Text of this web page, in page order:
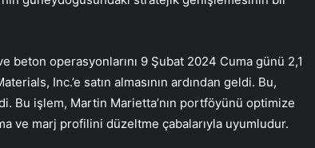
beton operasyonlarını 9 Şubat 2024 Cuma günü 2,1
Inc.’e satın almasının ardından geldi. Bu,
Bu işlem, Martin Marietta’nın portföyünü optimize
ve marj profilini düzeltme çabalarıyla uyumludur.